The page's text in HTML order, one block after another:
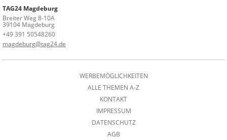
TAG24 Magdeburg
Breiter Weg 8-10A
39104 Magdeburg
+49 391 50548260
magdeburg@tag24.de
WERBEMÖGLICHKEITEN
ALLE THEMEN A-Z
KONTAKT
IMPRESSUM
DATENSCHUTZ
AGB